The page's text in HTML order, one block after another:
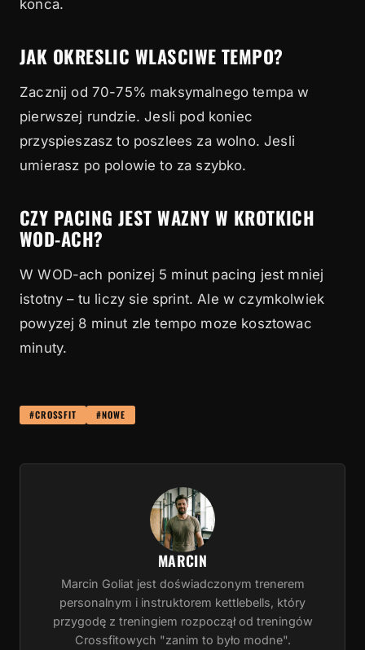
konca.
JAK OKRESLIC WLASCIWE TEMPO?
Zacznij od 70-75% maksymalnego tempa w
pierwszej rundzie. Jesli pod koniec
przyspieszasz to poszlees za wolno. Jesli
umierasz po polowie to za szybko.
CZY PACING JEST WAZNY W KROTKICH
WOD-ACH?
W WOD-ach ponizej 5 minut pacing jest mniej
istotny – tu liczy sie sprint. Ale w czymkolwiek
powyzej 8 minut zle tempo moze kosztowac
minuty.
#CROSSFIT #NOWE
MARCIN
Marcin Goliat jest doświadczonym trenerem
personalnym i instruktorem kettlebells, który
przygodę z treningiem rozpoczął od treningów
Crossfitowych "zanim to było modne".